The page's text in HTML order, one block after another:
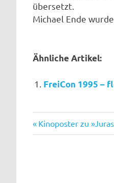
übersetzt.
Michael Ende
Ähnliche Artikel:
FreiCon 1995 –
Ende
Vorheriger
Beitrag:
Kinoposter zu